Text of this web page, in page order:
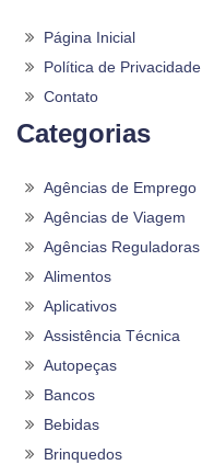
Página Inicial
Política de Privacidade
Contato
Categorias
Agências de Emprego
Agências de Viagem
Agências Reguladoras
Alimentos
Aplicativos
Assistência Técnica
Autopeças
Bancos
Bebidas
Brinquedos